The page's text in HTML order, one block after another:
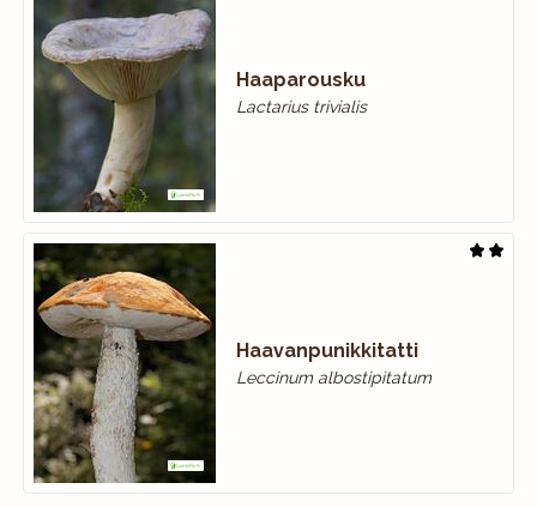
Haaparousku
Lactarius trivialis
Haavanpunikkitatti
Leccinum albostipitatum